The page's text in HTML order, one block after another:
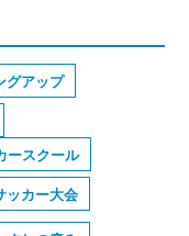
グアップ
ースクール
ッカー大会